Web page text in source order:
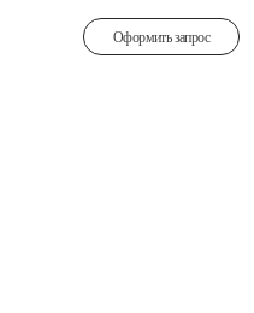
Оформить запрос